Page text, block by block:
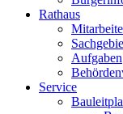
Rathaus
Aufgaben
Service